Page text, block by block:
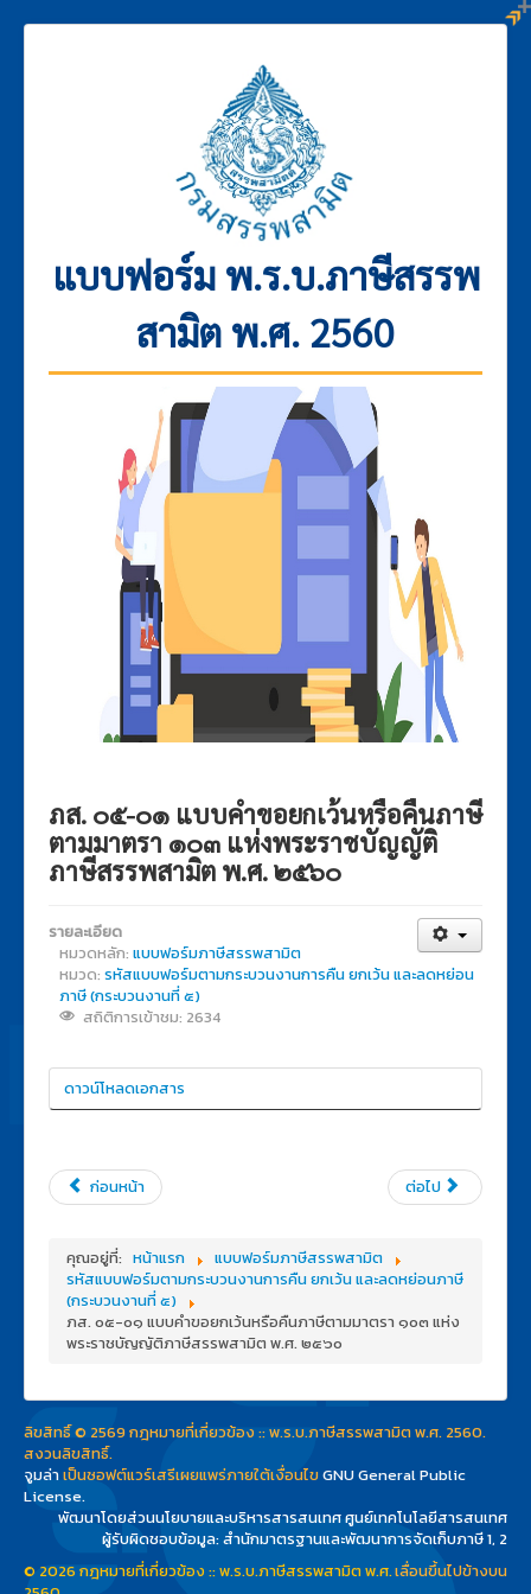
แบบฟอร์ม พ.ร.บ.ภาษีสรรพ
สามิต พ.ศ. 2560
ภส. ๐๕-๐๑ แบบคำขอยกเว้นหรือคืนภาษี
ตามมาตรา ๑๐๓ แห่งพระราชบัญญัติ
ภาษีสรรพสามิต พ.ศ. ๒๕๖๐
รายละเอียด
หมวดหลัก: แบบฟอร์มภาษีสรรพสามิต
หมวด: รหัสแบบฟอร์มตามกระบวนงานการคืน ยกเว้น และลดหย่อน
ภาษี (กระบวนงานที่ ๕)
สถิติการเข้าชม: 2634
ดาวน์โหลดเอกสาร
ก่อนหน้า ต่อไป
คุณอยู่ที่: หน้าแรก
แบบฟอร์มภาษีสรรพสามิต
รหัสแบบฟอร์มตามกระบวนงานการคืน ยกเว้น และลดหย่อนภาษี
(กระบวนงานที่ ๕)
ภส. ๐๕-๐๑ แบบคำขอยกเว้นหรือคืนภาษีตามมาตรา ๑๐๓ แห่ง
พระราชบัญญัติภาษีสรรพสามิต พ.ศ. ๒๕๖๐
ลิขสิทธิ์ © 2569 กฎหมายที่เกี่ยวข้อง :: พ.ร.บ.ภาษีสรรพสามิต พ.ศ. 2560.
สงวนลิขสิทธิ์.
จูมล่าเป็นซอฟต์แวร์เสรีเผยแพร่ภายใต้เงื่อนไขGNU General Public
License.
พัฒนาโดยส่วนนโยบายและบริหารสารสนเทศ ศูนย์เทคโนโลยีสารสนเทศ
ผู้รับผิดชอบข้อมูล: สำนักมาตรฐานและพัฒนาการจัดเก็บภาษี 1, 2
เลื่อนขึ้นไปข้างบน
© 2026 กฎหมายที่เกี่ยวข้อง :: พ.ร.บ.ภาษีสรรพสามิต พ.ศ.